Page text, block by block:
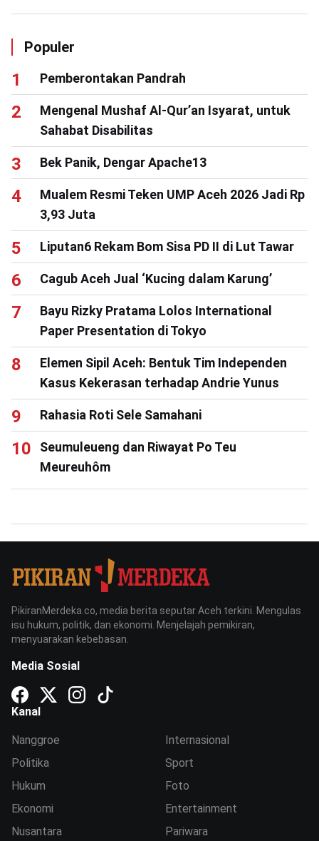
Populer
Pemberontakan Pandrah
Mengenal Mushaf Al-Qur’an Isyarat, untuk
Sahabat Disabilitas
Bek Panik, Dengar Apache13
Mualem Resmi Teken UMP Aceh 2026 Jadi Rp
3,93 Juta
Liputan6 Rekam Bom Sisa PD II di Lut Tawar
Cagub Aceh Jual ‘Kucing dalam Karung’
Bayu Rizky Pratama Lolos International
Paper Presentation di Tokyo
Elemen Sipil Aceh: Bentuk Tim Independen
Kasus Kekerasan terhadap Andrie Yunus
Rahasia Roti Sele Samahani
Seumuleueng dan Riwayat Po Teu
Meureuhôm
PikiranMerdeka.co, media berita seputar Aceh terkini. Mengulas
isu hukum, politik, dan ekonomi. Menjelajah pemikiran,
menyuarakan kebebasan.
Media Sosial
Kanal
Nanggroe
Politika
Hukum
Ekonomi
Nusantara
Internasional
Sport
Foto
Entertainment
Pariwara